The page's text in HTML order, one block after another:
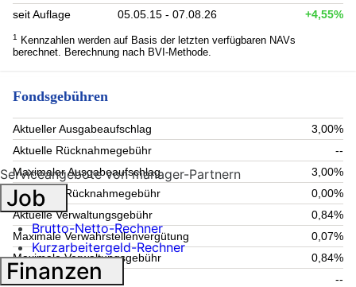
seit Auflage
05.05.15 - 07.08.26 +4,55%
1
Kennzahlen werden auf Basis der letzten verfügbaren NAVs
berechnet. Berechnung nach BVI-Methode.
Fondsgebühren
Aktueller Ausgabeaufschlag
3,00%
Aktuelle Rücknahmegebühr
--
Maximaler Ausgabeaufschlag
3,00%
Maximale Rücknahmegebühr
0,00%
Aktuelle Verwaltungsgebühr
0,84%
Maximale Verwahrstellenvergütung
0,07%
Maximale Verwaltungsgebühr
0,84%
Laufende Kosten
--
Serviceangebote von manager-Partnern
Job
Brutto-Netto-Rechner
Kurzarbeitergeld-Rechner
Finanzen